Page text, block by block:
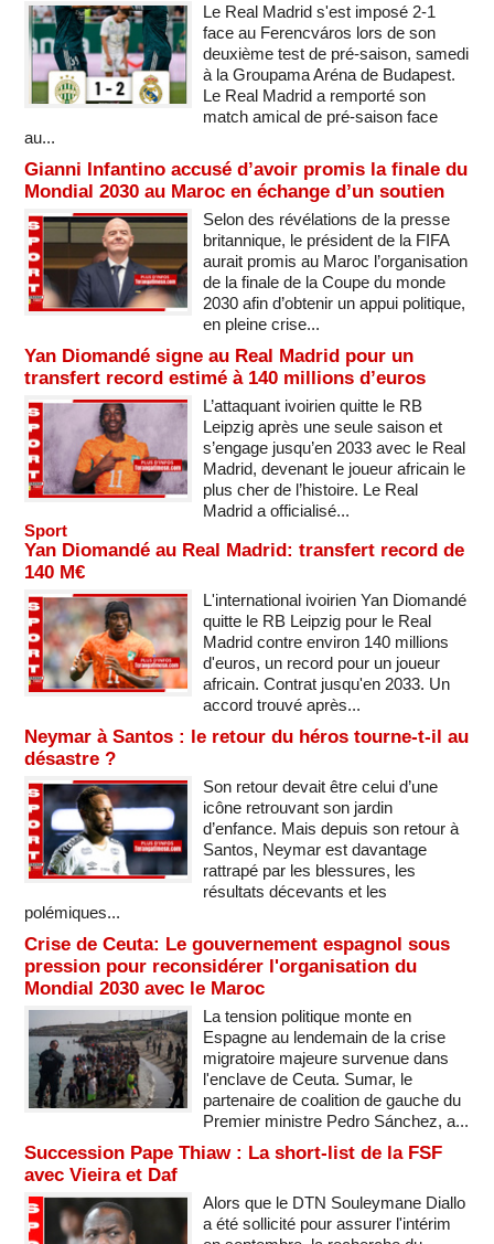
Le Real Madrid s'est imposé 2-1
face au Ferencváros lors de son
deuxième test de pré-saison, samedi
à la Groupama Aréna de Budapest.
Le Real Madrid a remporté son
match amical de pré-saison face
au...
Gianni Infantino accusé d’avoir promis la finale du
Mondial 2030 au Maroc en échange d’un soutien
Selon des révélations de la presse
britannique, le président de la FIFA
aurait promis au Maroc l’organisation
de la finale de la Coupe du monde
2030 afin d’obtenir un appui politique,
en pleine crise...
Yan Diomandé signe au Real Madrid pour un
transfert record estimé à 140 millions d’euros
L’attaquant ivoirien quitte le RB
Leipzig après une seule saison et
s’engage jusqu’en 2033 avec le Real
Madrid, devenant le joueur africain le
plus cher de l’histoire. Le Real
Madrid a officialisé...
Sport
Yan Diomandé au Real Madrid: transfert record de
140 M€
L'international ivoirien Yan Diomandé
quitte le RB Leipzig pour le Real
Madrid contre environ 140 millions
d'euros, un record pour un joueur
africain. Contrat jusqu'en 2033. Un
accord trouvé après...
Neymar à Santos : le retour du héros tourne-t-il au
désastre ?
Son retour devait être celui d’une
icône retrouvant son jardin
d’enfance. Mais depuis son retour à
Santos, Neymar est davantage
rattrapé par les blessures, les
résultats décevants et les
polémiques...
Crise de Ceuta: Le gouvernement espagnol sous
pression pour reconsidérer l'organisation du
Mondial 2030 avec le Maroc
La tension politique monte en
Espagne au lendemain de la crise
migratoire majeure survenue dans
l'enclave de Ceuta. Sumar, le
partenaire de coalition de gauche du
Premier ministre Pedro Sánchez, a...
Succession Pape Thiaw : La short-list de la FSF
avec Vieira et Daf
Alors que le DTN Souleymane Diallo
a été sollicité pour assurer l'intérim